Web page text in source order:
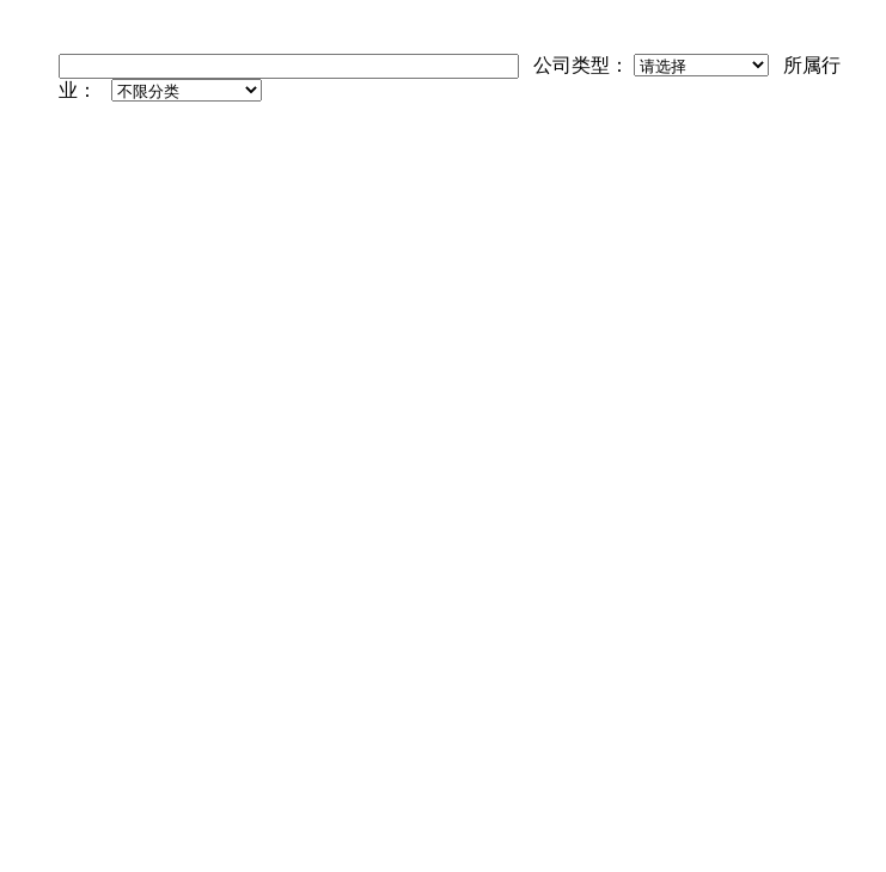
公司类型：
所属行
业：